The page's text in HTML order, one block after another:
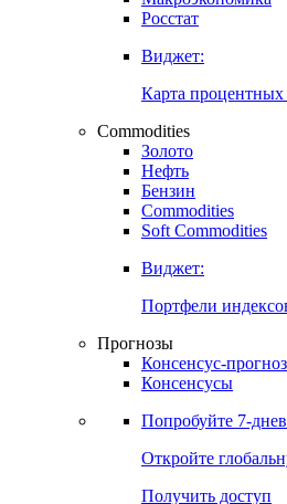
Макроэкономика
Страницы стран
Макроэкономика
Росстат
Виджет:
Карта процентных
Commodities
Золото
Нефть
Бензин
Commodities
Soft Commodities
Виджет:
Портфели
Прогнозы
Консенсус-
Консенсусы
Попробуйте7-